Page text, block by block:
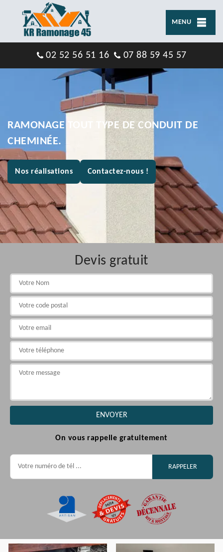
MENU
02 52 56 51 16 07 88 59 45 57
RAMONAGE TOUT TYPE DE CONDUIT DE
CHEMINÉE.
Nos réalisations Contactez-nous !
Devis gratuit
On vous rappelle gratuitement